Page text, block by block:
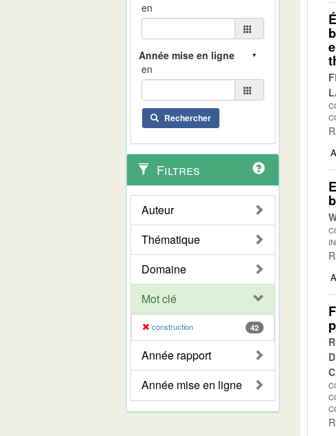
en
en
Rechercher
Filtres
Auteur
Thématique
Domaine
Mot clé
construction 42
Année rapport
Année mise en ligne